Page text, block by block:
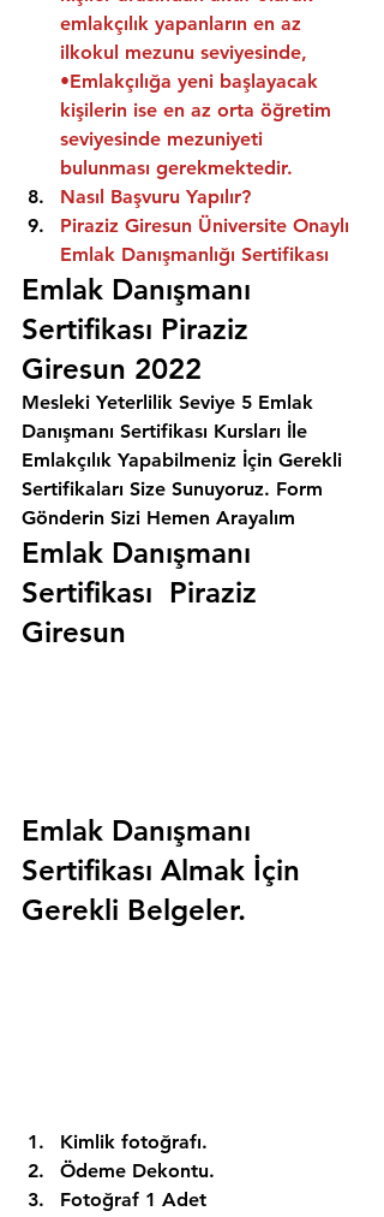
emlakçılık yapanların en az
ilkokul mezunu seviyesinde,
•Emlakçılığa yeni başlayacak
kişilerin ise en az orta öğretim
seviyesinde mezuniyeti
bulunması gerekmektedir.
Nasıl Başvuru Yapılır?
Piraziz Giresun Üniversite Onaylı
Emlak Danışmanlığı Sertifikası
Emlak Danışmanı
Sertifikası Piraziz
Giresun 2022
Mesleki Yeterlilik Seviye 5 Emlak
Danışmanı Sertifikası Kursları İle
Emlakçılık Yapabilmeniz İçin Gerekli
Sertifikaları Size Sunuyoruz. Form
Gönderin Sizi Hemen Arayalım
Emlak Danışmanı
Sertifikası  Piraziz
Giresun
Emlak Danışmanı
Sertifikası Almak İçin
Gerekli Belgeler.
Kimlik fotoğrafı.
Ödeme Dekontu.
Fotoğraf 1 Adet